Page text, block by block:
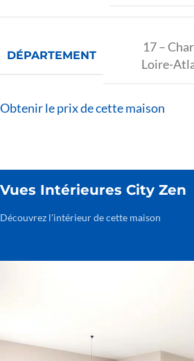
DÉPARTEMENT
17 –
Loire-
Obtenir le prix de cette maison
Vues Intérieures City Zen
Découvrez l'intérieur de cette maison